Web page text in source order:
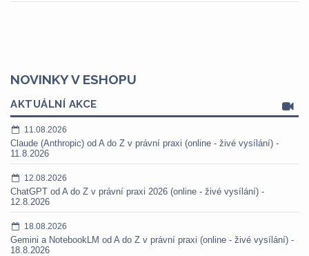
NOVINKY V ESHOPU
AKTUÁLNÍ AKCE
11.08.2026
Claude (Anthropic) od A do Z v právní praxi (online - živé vysílání) -
11.8.2026
12.08.2026
ChatGPT od A do Z v právní praxi 2026 (online - živé vysílání) -
12.8.2026
18.08.2026
Gemini a NotebookLM od A do Z v právní praxi (online - živé vysílání) -
18.8.2026